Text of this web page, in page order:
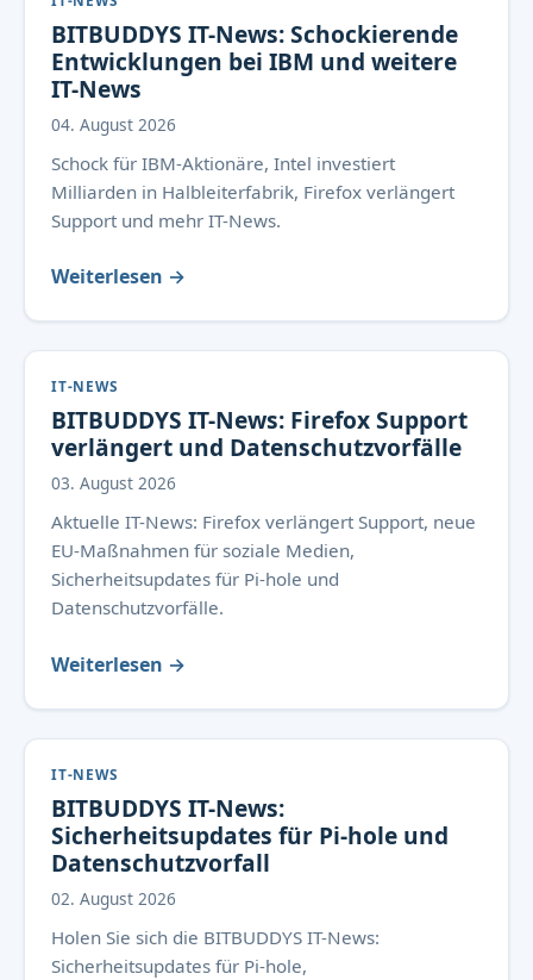
BITBUDDYS IT-News: Schockierende
Entwicklungen bei IBM und weitere
IT-News
04. August 2026
Schock für IBM-Aktionäre, Intel investiert
Milliarden in Halbleiterfabrik, Firefox verlängert
Support und mehr IT-News.
Weiterlesen →
IT-NEWS
BITBUDDYS IT-News: Firefox Support
verlängert und Datenschutzvorfälle
03. August 2026
Aktuelle IT-News: Firefox verlängert Support, neue
EU-Maßnahmen für soziale Medien,
Sicherheitsupdates für Pi-hole und
Datenschutzvorfälle.
Weiterlesen →
IT-NEWS
BITBUDDYS IT-News:
Sicherheitsupdates für Pi-hole und
Datenschutzvorfall
02. August 2026
Holen Sie sich die BITBUDDYS IT-News:
Sicherheitsupdates für Pi-hole,